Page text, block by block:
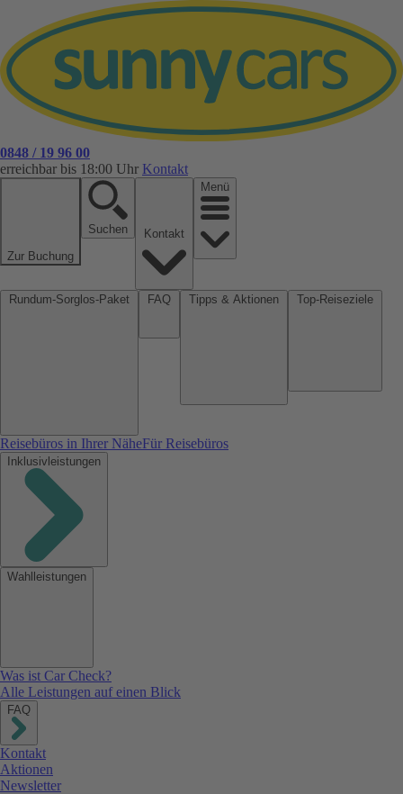
0848 / 19 96 00
erreichbar bis 18:00 Uhr Kontakt
Zur Buchung
Suchen
Menü
Reisebüros in Ihrer NäheFür Reisebüros
Inklusivleistungen
Wahlleistungen
Was ist Car Check?
Alle Leistungen auf einen Blick
FAQ
Kontakt
Aktionen
Newsletter